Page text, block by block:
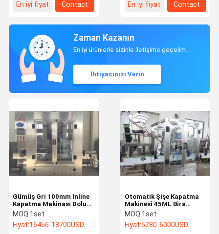
En iyi fiyat
Contact
En iyi fiyat
Contact
Zaman Kazanın
En iyi ürünlerle sizinle iletişime geçelim.
İhtiyacınızı Verin
Otomatik Şişe Kapatma
Makinesi 45ML Bira
Kapatma Makinesi
MOQ:1set
Fiyat:5280-6000USD
Gümüş Gri 100mm Inline
Kapatma Makinası Dolum
Ve Kapatma Makinası
MOQ:1set
Fiyat:16456-18700USD